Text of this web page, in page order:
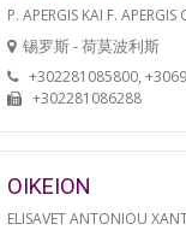
P. APERGIS KAI F. APERGIS
锡罗斯 - 荷莫波利斯
+302281085800,
+302281086288
OIKEION
ELISAVET ANTONIOU